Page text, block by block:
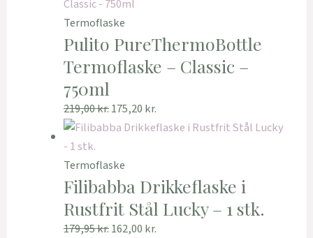
Termoflaske
Pulito PureThermoBottle
Termoflaske – Classic –
750ml
219,00kr.175,20 kr.
Termoflaske
Filibabba Drikkeflaske i
Rustfrit Stål Lucky – 1 stk.
179,95kr.162,00 kr.